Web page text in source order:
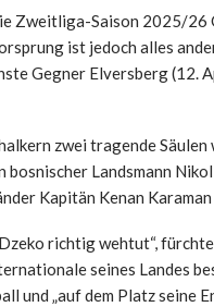
Zweitliga-Saison 2025/
ist jedoch alles
Gegner Elversberg (12.
zwei tragende
bosnischer Landsmann
Kapitän Kenan
richtig wehtut“,
seines Landes
„auf dem Platz seine